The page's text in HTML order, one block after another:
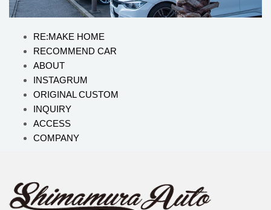
RE:MAKE HOME
RECOMMEND CAR
ABOUT
INSTAGRUM
ORIGINAL CUSTOM
INQUIRY
ACCESS
COMPANY